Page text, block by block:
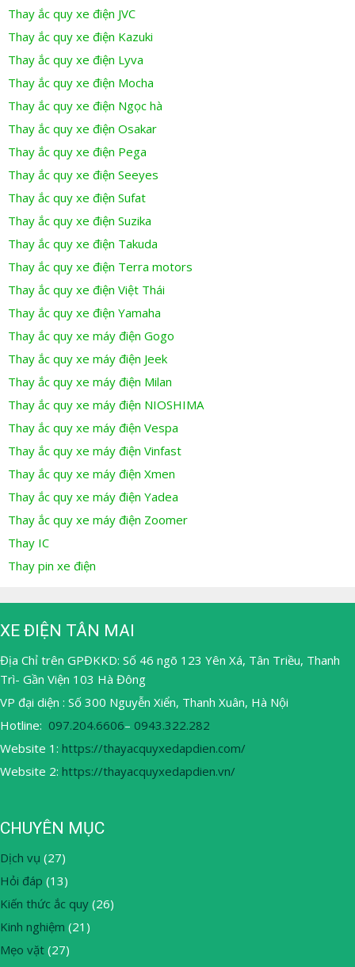
Thay ắc quy xe điện JVC
Thay ắc quy xe điện Kazuki
Thay ắc quy xe điện Lyva
Thay ắc quy xe điện Mocha
Thay ắc quy xe điện Ngọc hà
Thay ắc quy xe điện Osakar
Thay ắc quy xe điện Pega
Thay ắc quy xe điện Seeyes
Thay ắc quy xe điện Sufat
Thay ắc quy xe điện Suzika
Thay ắc quy xe điện Takuda
Thay ắc quy xe điện Terra motors
Thay ắc quy xe điện Việt Thái
Thay ắc quy xe điện Yamaha
Thay ắc quy xe máy điện Gogo
Thay ắc quy xe máy điện Jeek
Thay ắc quy xe máy điện Milan
Thay ắc quy xe máy điện NIOSHIMA
Thay ắc quy xe máy điện Vespa
Thay ắc quy xe máy điện Vinfast
Thay ắc quy xe máy điện Xmen
Thay ắc quy xe máy điện Yadea
Thay ắc quy xe máy điện Zoomer
Thay IC
Thay pin xe điện
XE ĐIỆN TÂN MAI
Địa Chỉ trên GPĐKKD: Số 46 ngõ 123 Yên Xá, Tân Triều, Thanh
Trì- Gần Viện 103 Hà Đông
VP đại diện : Số 300 Nguyễn Xiển, Thanh Xuân, Hà Nội
Hotline: 097.204.6606– 0943.322.282
Website 1: https://thayacquyxedapdien.com/
Website 2: https://thayacquyxedapdien.vn/
CHUYÊN MỤC
Dịch vụ (27)
Hỏi đáp (13)
Kiến thức ắc quy (26)
Kinh nghiệm (21)
Mẹo vặt (27)